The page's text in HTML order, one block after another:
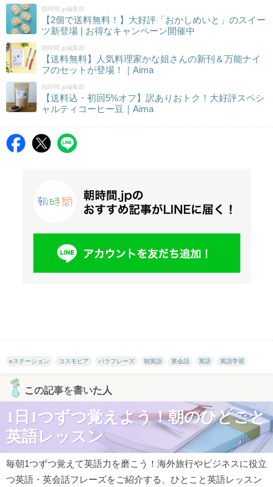
朝時間.jp編集部
【2個で送料無料！】大好評「おかしめいと」のスイー
ツ新登場 | お得なキャンペーン開催中
朝時間.jp編集部
【送料無料】人気料理家かな姐さんの新刊＆万能ナイ
フのセットが登場！｜Aima
朝時間.jp編集部
【送料込・初回5%オフ】訳ありおトク！大好評スペシ
ャルティコーヒー豆｜Aima
eステーション コスモピア パラフレーズ 朝英語 英会話 英語 英語学習
この記事を書いた人
1日1つずつ覚えよう！朝のひとこと
英語レッスン
毎朝1つずつ覚えて英語力を磨こう！海外旅行やビジネスに役立
つ英語・英会話フレーズをご紹介する、ひとこと英語レッスン